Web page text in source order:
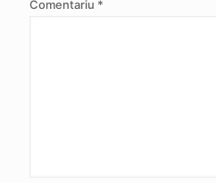
Comentariu *